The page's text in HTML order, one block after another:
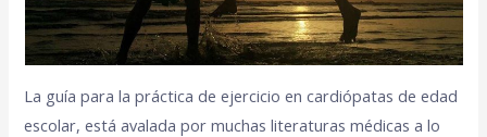
La guía para la práctica de ejercicio en cardiópatas de edad
escolar, está avalada por muchas literaturas médicas a lo